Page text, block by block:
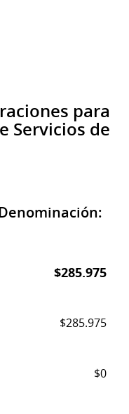
para
Servicios de
$285.975
$285.975
$0